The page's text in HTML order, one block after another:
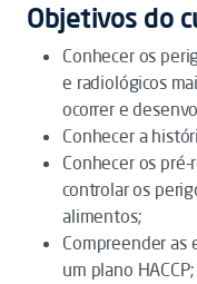
Objetivos do
Conhecer os
e radiológicos
ocorrer e
Conhecer a
Conhecer os
controlar os
alimentos;
Compreender as
um plano HACCP;